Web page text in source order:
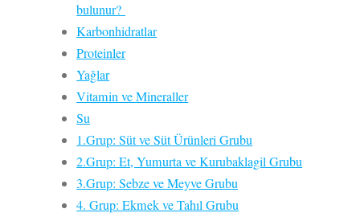
bulunur?
Karbonhidratlar
Proteinler
Yağlar
Vitamin ve Mineraller
Su
1.Grup: Süt ve Süt Ürünleri Grubu
2.Grup: Et, Yumurta ve Kurubaklagil Grubu
3.Grup: Sebze ve Meyve Grubu
4. Grup: Ekmek ve Tahıl Grubu